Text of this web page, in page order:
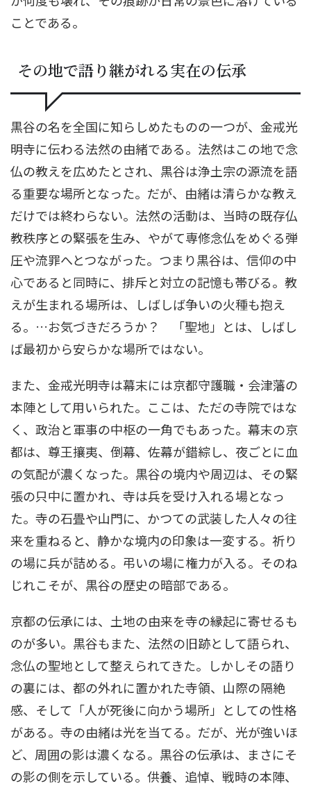
ことである。
その地で語り継がれる実在の伝承
黒谷の名を全国に知らしめたものの一つが、金戒光
明寺に伝わる法然の由緒である。法然はこの地で念
仏の教えを広めたとされ、黒谷は浄土宗の源流を語
る重要な場所となった。だが、由緒は清らかな教え
だけでは終わらない。法然の活動は、当時の既存仏
教秩序との緊張を生み、やがて専修念仏をめぐる弾
圧や流罪へとつながった。つまり黒谷は、信仰の中
心であると同時に、排斥と対立の記憶も帯びる。教
えが生まれる場所は、しばしば争いの火種も抱え
る。…お気づきだろうか？ 「聖地」とは、しばし
ば最初から安らかな場所ではない。
また、金戒光明寺は幕末には京都守護職・会津藩の
本陣として用いられた。ここは、ただの寺院ではな
く、政治と軍事の中枢の一角でもあった。幕末の京
都は、尊王攘夷、倒幕、佐幕が錯綜し、夜ごとに血
の気配が濃くなった。黒谷の境内や周辺は、その緊
張の只中に置かれ、寺は兵を受け入れる場となっ
た。寺の石畳や山門に、かつての武装した人々の往
来を重ねると、静かな境内の印象は一変する。祈り
の場に兵が詰める。弔いの場に権力が入る。そのね
じれこそが、黒谷の歴史の暗部である。
京都の伝承には、土地の由来を寺の縁起に寄せるも
のが多い。黒谷もまた、法然の旧跡として語られ、
念仏の聖地として整えられてきた。しかしその語り
の裏には、都の外れに置かれた寺領、山際の隔絶
感、そして「人が死後に向かう場所」としての性格
がある。寺の由緒は光を当てる。だが、光が強いほ
ど、周囲の影は濃くなる。黒谷の伝承は、まさにそ
の影の側を示している。供養、追悼、戦時の本陣、